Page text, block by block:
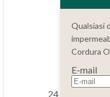
24 ore ogni
Qualsiasi
Cordura
E-mail